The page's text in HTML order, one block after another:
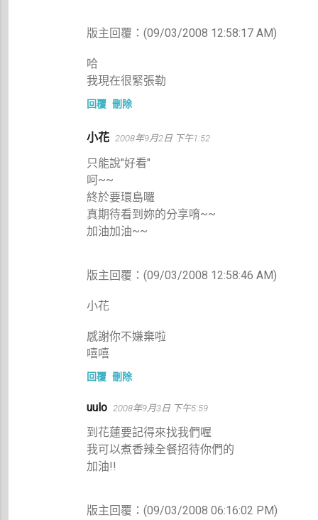
版主回覆：(09/03/2008 12:58:17 AM)
哈
我現在很緊張勒
回覆 刪除
小花 2008年9月2日 下午1:52
只能說"好看"
呵~~
終於要環島囉
真期待看到妳的分享唷~~
加油加油~~
版主回覆：(09/03/2008 12:58:46 AM)
小花
感謝你不嫌棄啦
嘻嘻
回覆 刪除
uulo 2008年9月3日 下午5:59
到花蓮要記得來找我們喔
我可以煮香辣全餐招待你們的
加油!!
版主回覆：(09/03/2008 06:16:02 PM)